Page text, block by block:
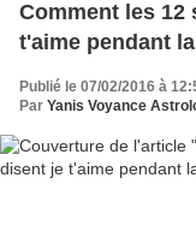
Comment les 12
t'aime pendant
Publié le 07/02/2016 à
Par Yanis Voyance